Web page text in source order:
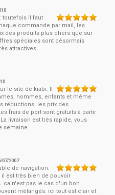
toutefois il faut
commande par mail, les
des produits plus chers que sur
spéciales sont désormais
attractives
le site de kiabi. Il
hommes, enfants et même
réductions. les prix des
frais de port sont gratuits à partir
livraison est très rapide, vous
semaine.
07/2007
de navigation.
est très bien de pouvoir
ca n'est pas le cas d'un bon
mélangés. ici tout est clair et